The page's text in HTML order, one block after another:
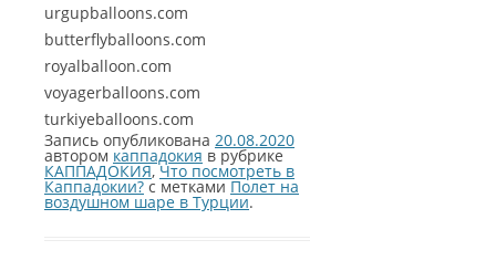
urgupballoons.com
butterflyballoons.com
royalballoon.com
voyagerballoons.com
turkiyeballoons.com
Запись опубликована 20.08.2020
автором каппадокия в рубрике
КАППАДОКИЯ,Что посмотреть в
Каппадокии?с меткамиПолет на
воздушном шаре в Турции.